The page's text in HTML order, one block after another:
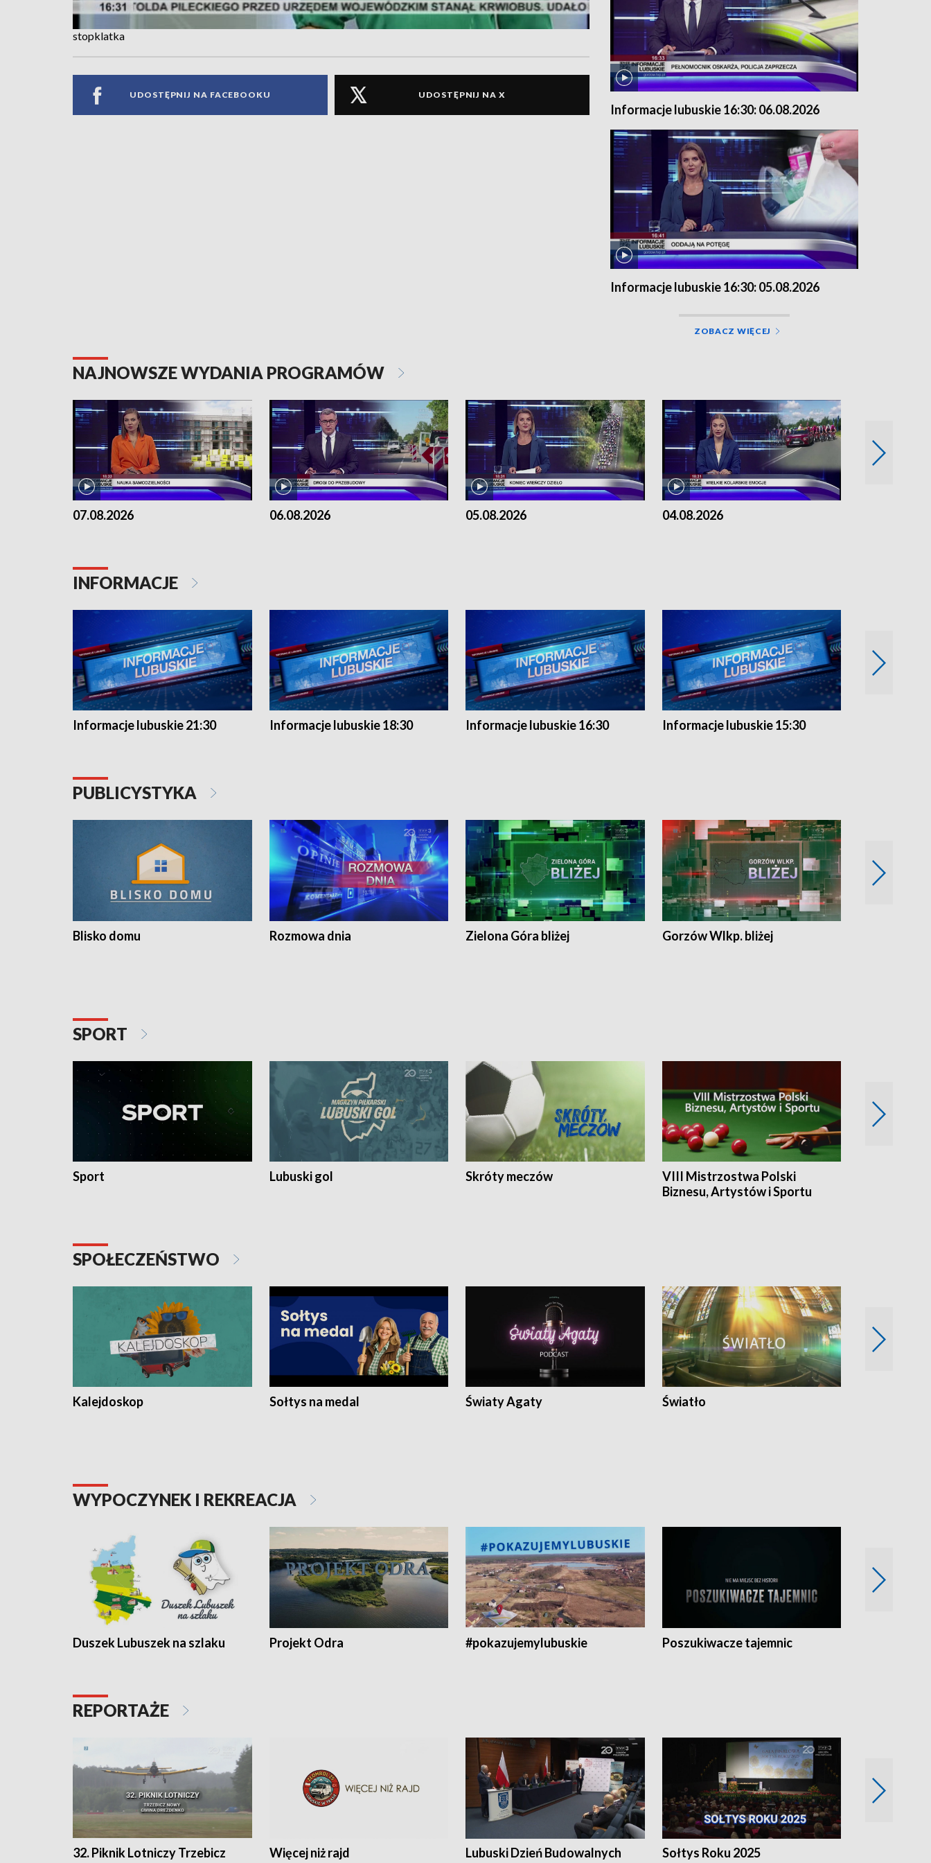
stopklatka
UDOSTĘPNIJ NA FACEBOOKU UDOSTĘPNIJ NA X
Informacje lubuskie 16:30: 06.08.2026
Informacje lubuskie 16:30: 05.08.2026
ZOBACZ WIĘCEJ
NAJNOWSZE WYDANIA PROGRAMÓW
07.08.2026 06.08.2026 05.08.2026 04.08.2026
INFORMACJE
Informacje lubuskie 21:30 Informacje lubuskie 18:30 Informacje lubuskie 16:30 Informacje lubuskie 15:30
PUBLICYSTYKA
Blisko domu Rozmowa dnia Zielona Góra bliżej Gorzów Wlkp. bliżej
SPORT
Sport Lubuski gol Skróty meczów
VIII Mistrzostwa Polski
Biznesu, Artystów i Sportu
SPOŁECZEŃSTWO
Kalejdoskop Sołtys na medal Światy Agaty Światło
WYPOCZYNEK I REKREACJA
Duszek Lubuszek na szlaku Projekt Odra #pokazujemylubuskie Poszukiwacze tajemnic
REPORTAŻE
32. Piknik Lotniczy Trzebicz
Więcej niż rajd Lubuski Dzień Budowalnych Sołtys Roku 2025